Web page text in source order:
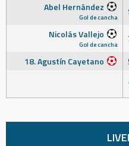
Abel Hernández
Gol de cancha
Nicolás Vallejo
Gol de cancha
18. Agustín Cayetano